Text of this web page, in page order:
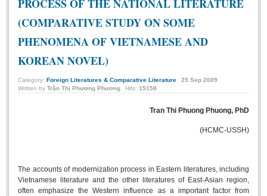
RESEARCH
Literary Theory & Criticism
Vietnamese Literature
PROCESS OF THE NATIONAL LITERATURE
(COMPARATIVE STUDY ON SOME
PHENOMENA OF VIETNAMESE AND
KOREAN NOVEL)
Category: Foreign Literatures & Comparative Literature 25 Sep 2009
Written by Trần Thị Phương Phương Hits: 15158
Tran Thi Phuong Phuong, PhD
(HCMC-USSH)
The accounts of modernization process in Eastern literatures, including
Vietnamese literature and the other literatures of East-Asian region,
often emphasize the Western influence as a important factor from